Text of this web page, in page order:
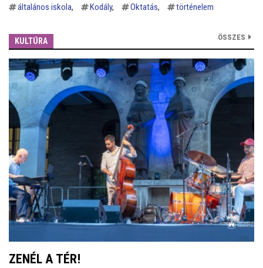
általános iskola Kodály Oktatás történelem
KULTÚRA ÖSSZES
ZENÉL A TÉR!